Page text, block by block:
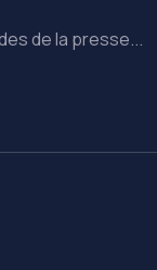
de la presse...